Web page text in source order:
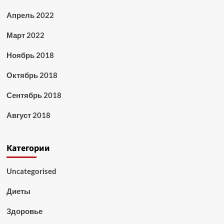
Апрель 2022
Март 2022
Ноябрь 2018
Октябрь 2018
Сентябрь 2018
Август 2018
Категории
Uncategorised
Диеты
Здоровье